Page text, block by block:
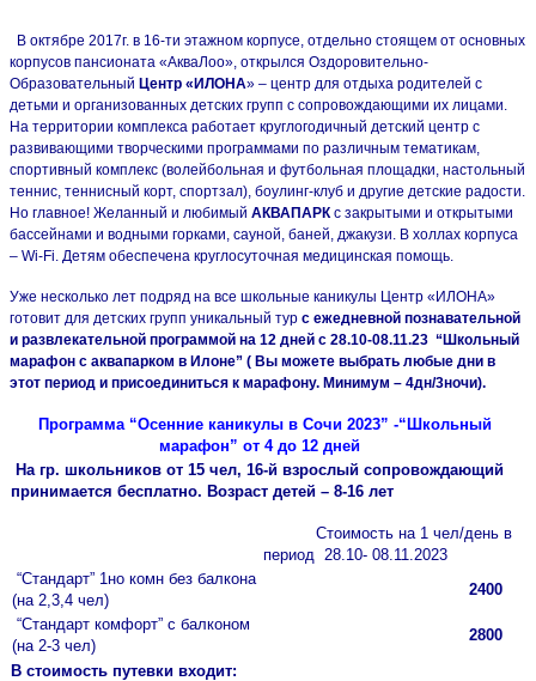
В октябре 2017г. в 16-ти этажном корпусе, отдельно стоящем от основных
корпусов пансионата «АкваЛоо», открылся Оздоровительно-
Образовательный Центр «ИЛОНА» – центр для отдыха родителей с
детьми и организованных детских групп с сопровождающими их лицами.
На территории комплекса работает круглогодичный детский центр с
развивающими творческими программами по различным тематикам,
спортивный комплекс (волейбольная и футбольная площадки, настольный
теннис, теннисный корт, спортзал), боулинг-клуб и другие детские радости.
Но главное! Желанный и любимый АКВАПАРК с закрытыми и открытыми
бассейнами и водными горками, сауной, баней, джакузи. В холлах корпуса
– Wi-Fi. Детям обеспечена круглосуточная медицинская помощь.
Уже несколько лет подряд на все школьные каникулы Центр «ИЛОНА»
готовит для детских групп уникальный тур с ежедневной познавательной
и развлекательной программой на 12 дней с 28.10-08.11.23 “Школьный
марафон с аквапарком в Илоне” ( Вы можете выбрать любые дни в
этот период и присоединиться к марафону. Минимум – 4дн/3ночи).
Программа “Осенние каникулы в Сочи 2023” -“Школьный
марафон” от 4 до 12 дней
На гр. школьников от 15 чел, 16-й взрослый сопровождающий
принимается бесплатно. Возраст детей – 8-16 лет
Стоимость на 1 чел/день в
период 28.10- 08.11.2023
“Стандарт” 1но комн без балкона
(на 2,3,4 чел)
2400
“Стандарт комфорт” с балконом
(на 2-3 чел)
2800
В стоимость путевки входит: